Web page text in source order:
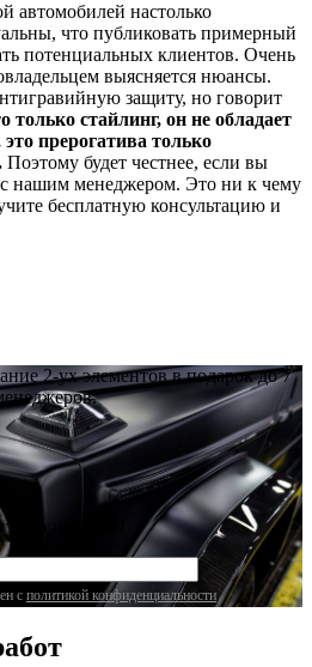
автомобилей настолько
что публиковать примерный
потенциальных клиентов. Очень
выясняется нюансы.
защиту, но говорит
только стайлинг, он не обладает
прерогатива только
Поэтому будет честнее, если вы
с нашим менеджером. Это ни к чему
бесплатную консультацию и
2-ух элементов в подарок до 7
в подарок!
с политикой конфиденциальности